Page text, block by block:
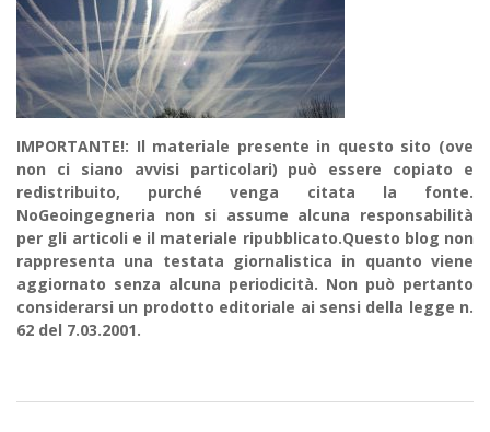
IMPORTANTE!: Il materiale presente in questo sito (ove
non ci siano avvisi particolari) può essere copiato e
redistribuito, purché venga citata la fonte.
NoGeoingegneria non si assume alcuna responsabilità
per gli articoli e il materiale ripubblicato.Questo blog non
rappresenta una testata giornalistica in quanto viene
aggiornato senza alcuna periodicità. Non può pertanto
considerarsi un prodotto editoriale ai sensi della legge n.
62 del 7.03.2001.